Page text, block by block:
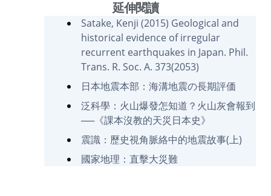
延伸閱讀
Satake, Kenji (2015) Geological and
historical evidence of irregular
recurrent earthquakes in Japan. Phil.
Trans. R. Soc. A. 373(2053)
日本地震本部：海溝地震の長期評価
泛科學：火山爆發怎知道？火山灰會報到
──《課本沒教的天災日本史》
震識：歷史視角脈絡中的地震故事(上)
國家地理：直擊大災難